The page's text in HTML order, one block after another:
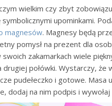
wielkim czy zbyt
upominkami.
magnesów. Magnesy będą
pomysł na prezent dla
zakamarkach wiele
drugiej połówki. Wystarczy,
pudełeczko i gotowe. Masa
dodaj na nim podpis i wywołaj